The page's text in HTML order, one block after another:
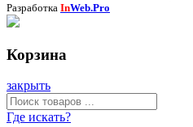
Разработка InWeb.Pro
Корзина
закрыть
Где искать?